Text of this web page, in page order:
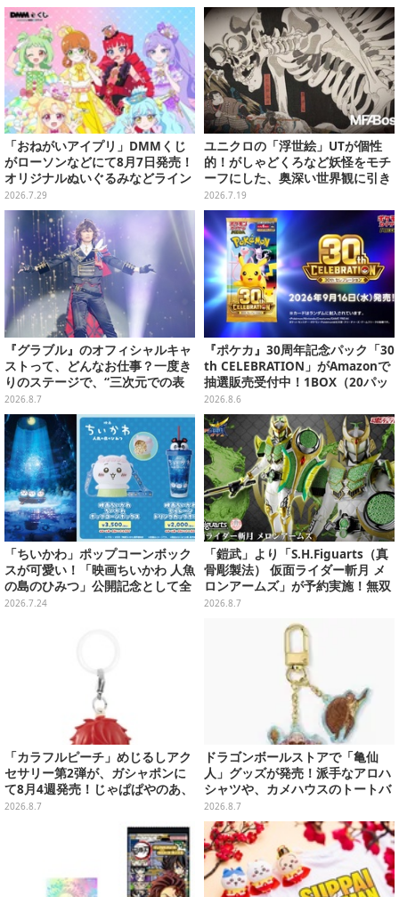
「おねがいアイプリ」DMMくじ
がローソンなどにて8月7日発売！
オリジナルぬいぐるみなどライン
ナップ、各等賞にスペシャルアイ
プリカードが付属
2026.7.29
ユニクロの「浮世絵」UTが個性
的！がしゃどくろなど妖怪をモチ
ーフにした、奥深い世界観に引き
込まれる
2026.7.19
『グラブル』のオフィシャルキャ
ストって、どんなお仕事？一度き
りのステージで、“三次元での表
現”に全力を懸けるキャスト陣の
舞台裏【インタビュー】
2026.8.7
『ポケカ』30周年記念パック「30
th CELEBRATION」がAmazonで
抽選販売受付中！1BOX（20パッ
ク入り）
2026.8.6
「ちいかわ」ポップコーンボック
スが可愛い！「映画ちいかわ 人魚
の島のひみつ」公開記念として全
国劇場で販売、セイレーンドリン
2026.7.24
「鎧武」より「S.H.Figuarts（真
骨彫製法） 仮面ライダー斬月 メ
ロンアームズ」が予約実施！無双
セイバー、メロンディフェンダー
2026.8.7
「カラフルピーチ」めじるしアク
セサリー第2弾が、ガシャポンに
て8月4週発売！じゃぱぱやのあ、
シヴァたちメンバー11名分ライン
2026.8.7
ドラゴンボールストアで「亀仙
人」グッズが発売！派手なアロハ
シャツや、カメハウスのトートバ
ッグなど夏らしいアイテムがズラ
リ
2026.8.7